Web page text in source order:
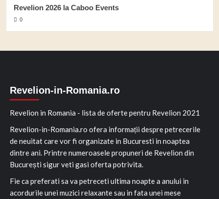
Revelion 2026 la Caboo Events
0
Revelion-in-Romania.ro
Revelion in Romania - lista de oferte pentru Revelion 2021
Revelion-in-Romania.ro ofera informații despre petrecerile
de neuitat care vor fi organizate in Bucuresti in noaptea
dintre ani. Printre numeroasele propuneri de Revelion din
București sigur veti gasi oferta potrivita.
Fie ca preferati sa va petreceti ultima noapte a anului in
acordurile unei muzici relaxante sau in fata unei mese